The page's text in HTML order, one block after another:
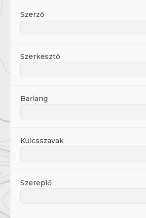
Szerző
Szerkesztő
Barlang
Kulcsszavak
Szereplő